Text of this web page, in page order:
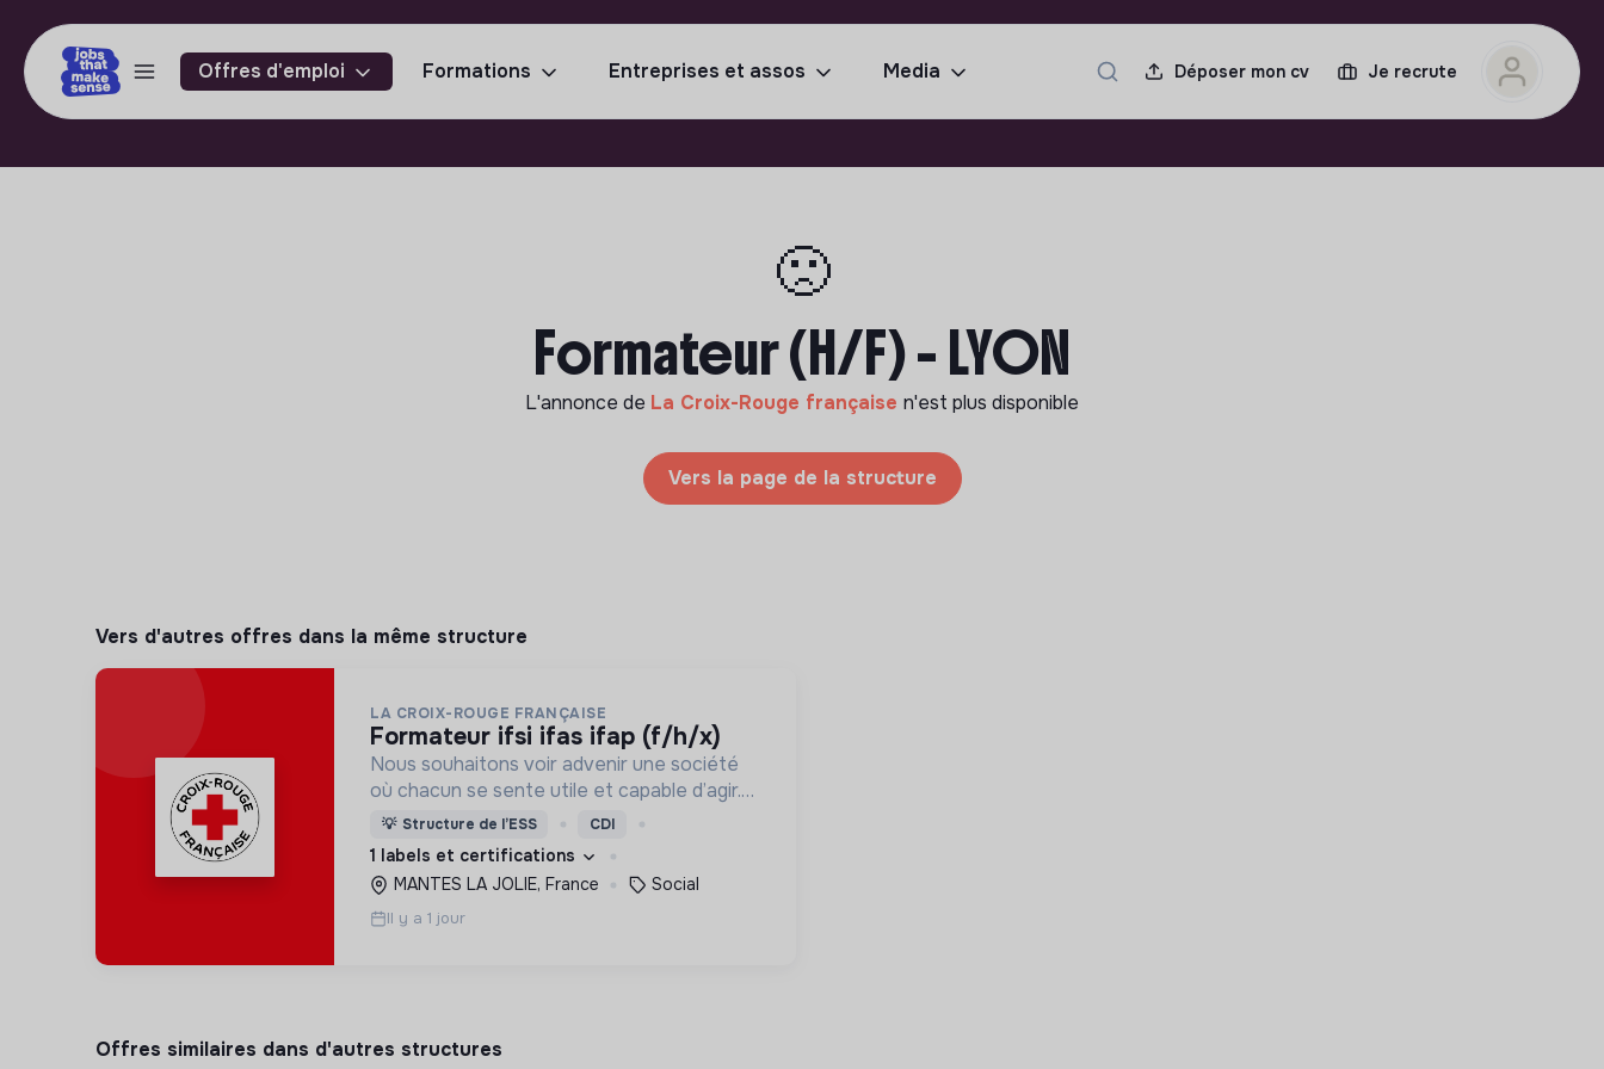
Offres d'emploi Formations Entreprises et assos Media Déposer mon cv Je recrute
🙁
Formateur (H/F) - LYON
L'annonce de La Croix-Rouge française n'est plus disponible
Vers la page de la structure
Vers d'autres offres dans la même structure
LA CROIX-ROUGE FRANÇAISE
formateur ifsi ifas ifap (f/h/x)
Nous souhaitons voir advenir une société
où chacun se sente utile et capable d’agir.
Pour cela, nous proposons des moyens et
des lieux d’engagement innovants et
adaptés à tous.
💡 Structure de l’ESS CDI
1 labels et certifications
MANTES LA JOLIE, France
Social
Il y a 1 jour
Offres similaires dans d'autres structures